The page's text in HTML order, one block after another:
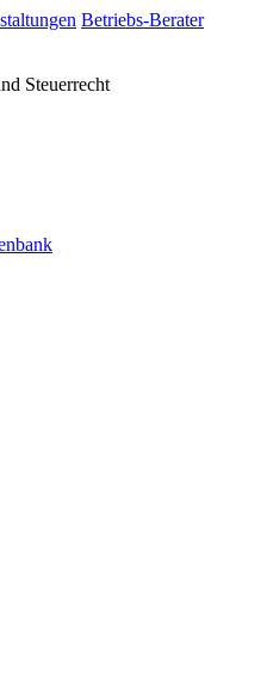
Betriebs-Berater
Steuerrecht